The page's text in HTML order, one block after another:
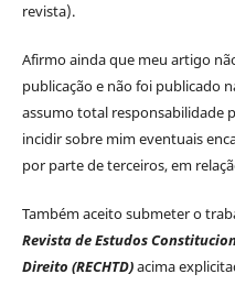
revista).
Afirmo ainda que meu artigo
publicação e não foi publicado
assumo total responsabilidade
incidir sobre mim eventuais
por parte de terceiros, em
Também aceito submeter o
Revista de Estudos
Direito (RECHTD)acima